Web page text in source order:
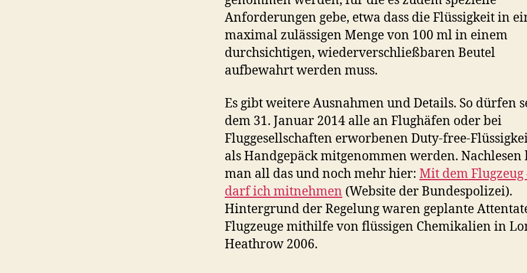
Anforderungen gebe, etwa dass die Flüssigkeit in
maximal zulässigen Menge von 100 ml in einem
durchsichtigen, wiederverschließbaren Beutel
aufbewahrt werden muss.
Es gibt weitere Ausnahmen und Details. So dürfen
dem 31. Januar 2014 alle an Flughäfen oder bei
Fluggesellschaften erworbenen Duty-free-
als Handgepäck mitgenommen werden. Nachlesen
man all das und noch mehr hier: Mit dem Flugzeug
darf ich mitnehmen (Website der Bundespolizei).
Hintergrund der Regelung waren geplante
Flugzeuge mithilfe von flüssigen Chemikalien in
Heathrow 2006.